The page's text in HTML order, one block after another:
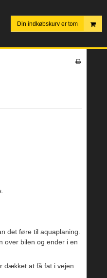
Din indkøbskurv er tom
det føre til aquaplaning.
over bilen og ender i en
at få fat i vejen.